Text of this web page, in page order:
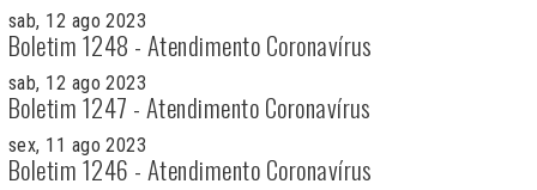
sab, 12 ago 2023
Boletim 1248 - Atendimento Coronavírus
sab, 12 ago 2023
Boletim 1247 - Atendimento Coronavírus
sex, 11 ago 2023
Boletim 1246 - Atendimento Coronavírus